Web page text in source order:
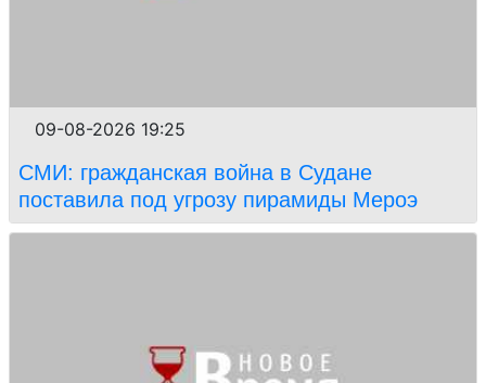
09-08-2026 19:25
СМИ: гражданская война в Судане
поставила под угрозу пирамиды Мероэ